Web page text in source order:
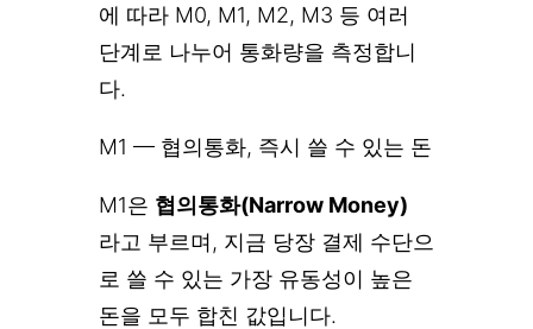
에 따라 M0, M1, M2, M3 등 여러
단계로 나누어 통화량을 측정합니
다.
M1 — 협의통화, 즉시 쓸 수 있는 돈
M1은 협의통화(Narrow Money)
라고 부르며, 지금 당장 결제 수단으
로 쓸 수 있는 가장 유동성이 높은
돈을 모두 합친 값입니다.